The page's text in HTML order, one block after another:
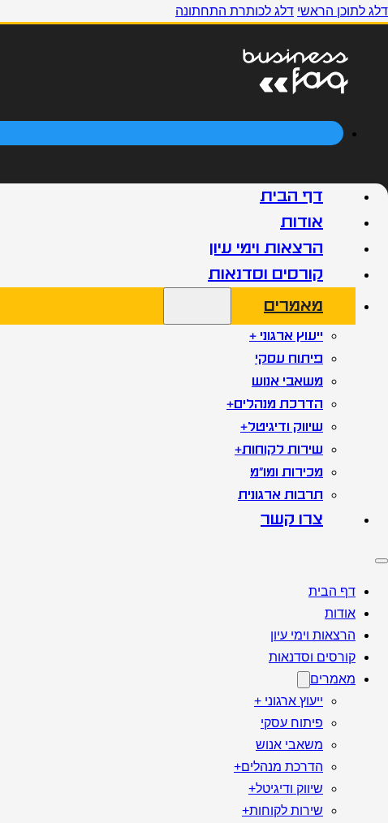
דלג לתוכן הראשי דלג לכותרת התחתונה
דף הבית
אודות
הרצאות וימי עיון
קורסים וסדנאות
מאמרים
ייעוץ ארגוני +
פיתוח עסקי
משאבי אנוש
הדרכת מנהלים+
שיווק ודיגיטל+
שירות לקוחות+
מכירות ומו"מ
תרבות ארגונית
צרו קשר
דף הבית
אודות
הרצאות וימי עיון
קורסים וסדנאות
מאמרים
ייעוץ ארגוני +
פיתוח עסקי
משאבי אנוש
הדרכת מנהלים+
שיווק ודיגיטל+
שירות לקוחות+